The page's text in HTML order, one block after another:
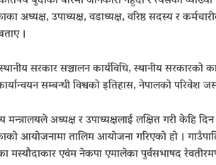
अध्यक्ष, उपाध्यक्ष, वडाध्यक्ष, वरिष्ठ सदस्य र
।
सरकार सञ्चालन कार्यविधि, स्थानीय
सम्बन्धी विश्वको इतिहास, नेपालको
अध्यक्ष र उपाध्यक्षलाई लक्षित गरी केहि
आयोजनामा तालिम आयोजना गरिएको हो ।
मस्यौदाकार एवंम नेकपा एमालेका पुर्वसभाषद